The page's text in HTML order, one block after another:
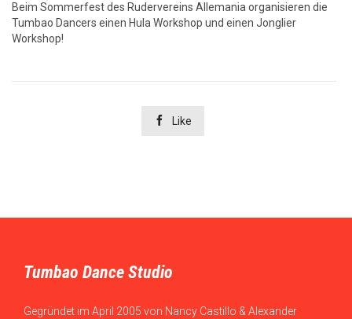
Beim Sommerfest des Rudervereins Allemania organisieren die
Tumbao Dancers einen Hula Workshop und einen Jonglier
Workshop!
 Like
Tumbao Dance Studio
Gegründet im April 2005 von Nancy Castillo & Alexander